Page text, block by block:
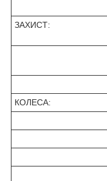
ЗАХИСТ:
КОЛЕСА: